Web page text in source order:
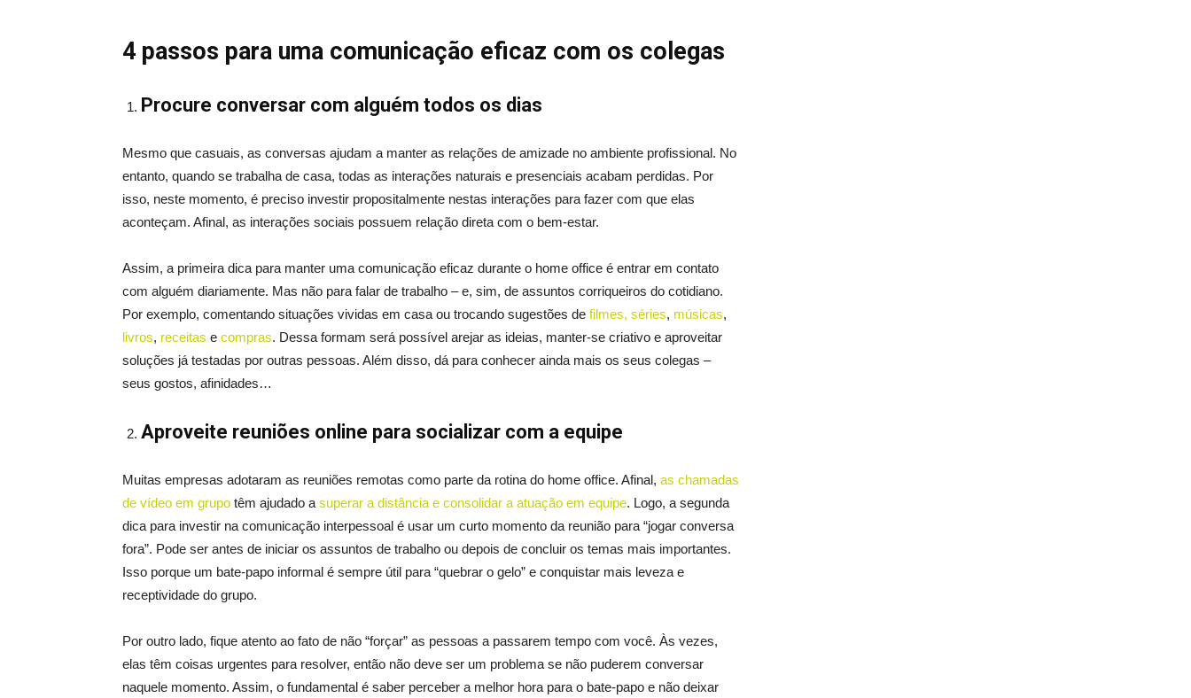
4 passos para uma comunicação eficaz com os colegas
Procure conversar com alguém todos os dias
Mesmo que casuais, as conversas ajudam a manter as relações de amizade no ambiente profissional. No
entanto, quando se trabalha de casa, todas as interações naturais e presenciais acabam perdidas. Por
isso, neste momento, é preciso investir propositalmente nestas interações para fazer com que elas
aconteçam. Afinal, as interações sociais possuem relação direta com o bem-estar.
Assim, a primeira dica para manter uma comunicação eficaz durante o home office é entrar em contato
com alguém diariamente. Mas não para falar de trabalho – e, sim, de assuntos corriqueiros do cotidiano.
Por exemplo, comentando situações vividas em casa ou trocando sugestões de filmes, séries, músicas,
livros, receitas e compras. Dessa formam será possível arejar as ideias, manter-se criativo e aproveitar
soluções já testadas por outras pessoas. Além disso, dá para conhecer ainda mais os seus colegas –
seus gostos, afinidades…
Aproveite reuniões online para socializar com a equipe
Muitas empresas adotaram as reuniões remotas como parte da rotina do home office. Afinal, as chamadas
de vídeo em grupo têm ajudado a superar a distância e consolidar a atuação em equipe. Logo, a segunda
dica para investir na comunicação interpessoal é usar um curto momento da reunião para “jogar conversa
fora”. Pode ser antes de iniciar os assuntos de trabalho ou depois de concluir os temas mais importantes.
Isso porque um bate-papo informal é sempre útil para “quebrar o gelo” e conquistar mais leveza e
receptividade do grupo.
Por outro lado, fique atento ao fato de não “forçar” as pessoas a passarem tempo com você. Às vezes,
elas têm coisas urgentes para resolver, então não deve ser um problema se não puderem conversar
naquele momento. Assim, o fundamental é saber perceber a melhor hora para o bate-papo e não deixar